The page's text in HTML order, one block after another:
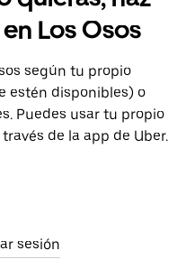
Los Osos
según tu propio
estén disponibles) o
Puedes usar tu propio
de la app de Uber.
sesión